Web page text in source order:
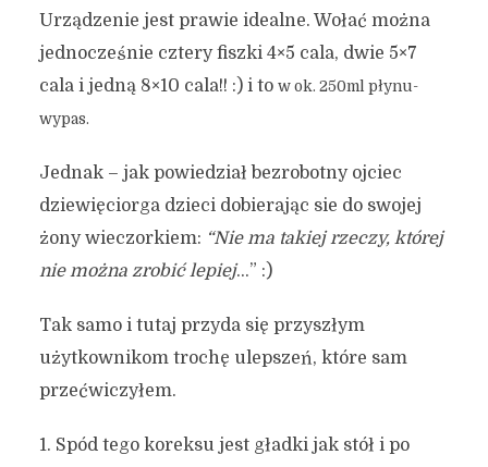
Urządzenie jest prawie idealne. Wołać można
jednocześnie cztery fiszki 4×5 cala, dwie 5×7
cala i jedną 8×10 cala!! :) i to w ok. 250ml płynu-
wypas.
Jednak – jak powiedział bezrobotny ojciec
dziewięciorga dzieci dobierając sie do swojej
żony wieczorkiem: “Nie ma takiej rzeczy, której
nie można zrobić lepiej…” :)
Tak samo i tutaj przyda się przyszłym
użytkownikom trochę ulepszeń, które sam
przećwiczyłem.
1. Spód tego koreksu jest gładki jak stół i po